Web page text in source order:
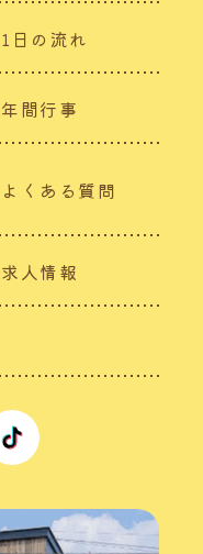
1日の流れ
年間行事
よくある質問
求人情報